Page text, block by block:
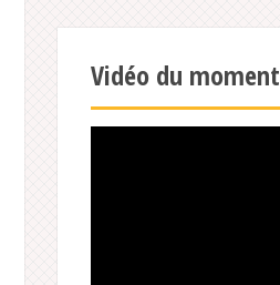
Vidéo du moment